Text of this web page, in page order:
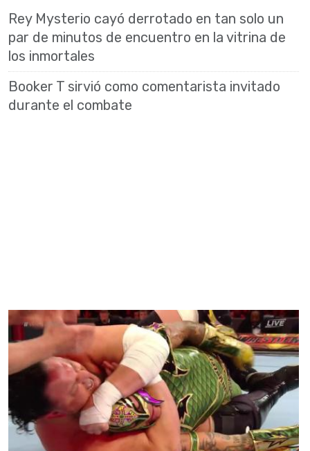
Rey Mysterio cayó derrotado en tan solo un
par de minutos de encuentro en la vitrina de
los inmortales
Booker T sirvió como comentarista invitado
durante el combate